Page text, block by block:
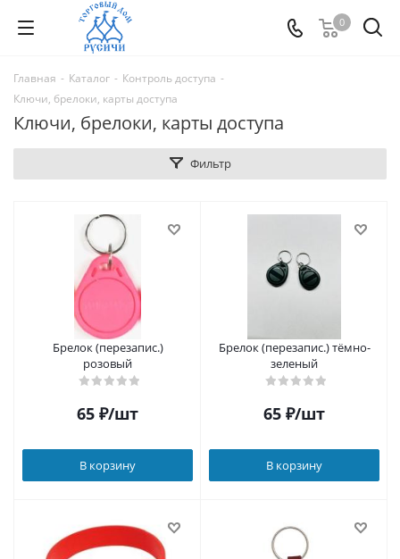
0
Главная - Каталог - Контроль доступа -
Ключи, брелоки, карты доступа
Ключи, брелоки, карты доступа
Фильтр
Брелок (перезапис.)
розовый
65 ₽/шт
В корзину
Брелок (перезапис.) тёмно-
зеленый
65 ₽/шт
В корзину